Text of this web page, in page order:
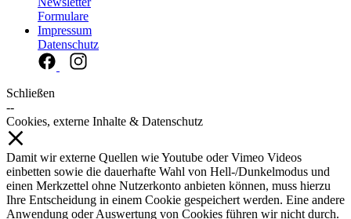
Formulare
Impressum
Datenschutz
Schließen
--
Cookies, externe Inhalte & Datenschutz
Damit wir externe Quellen wie Youtube oder Vimeo Videos
einbetten sowie die dauerhafte Wahl von Hell-/Dunkelmodus und
einen Merkzettel ohne Nutzerkonto anbieten können, muss hierzu
Ihre Entscheidung in einem Cookie gespeichert werden. Eine andere
Anwendung oder Auswertung von Cookies führen wir nicht durch.